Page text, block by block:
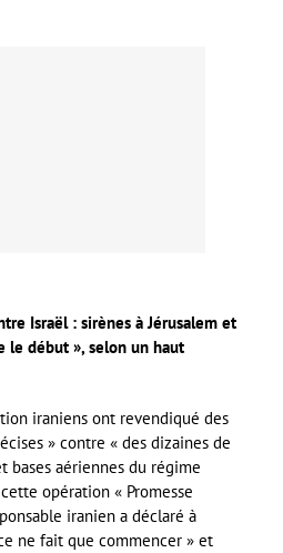
Israël : sirènes à Jérusalem et
le début », selon un haut
iraniens ont revendiqué des
» contre « des dizaines de
bases aériennes du régime
opération « Promesse
iranien a déclaré à
ne fait que commencer » et